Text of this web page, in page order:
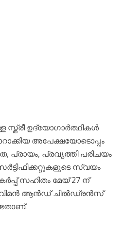
സ്ത്രീ ഉദ്യോഗാർത്ഥികൾ
അപേക്ഷയോടൊപ്പം
പ്രായം, പ്രവൃത്തി പരിചയം
സ്വയം
സഹിതം മേയ് 27 ന്
വിമൻ ആൻഡ് ചിൽഡ്രൻസ്